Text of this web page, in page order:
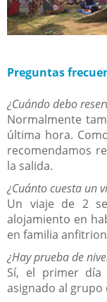
Preguntas
¿Cuándo debo
Normalmente
última hora.
recomendamos
la salida.
¿Cuánto cuesta un
Un viaje de 2
alojamiento en
en familia
¿Hay prueba de
Sí, el primer día
asignado al